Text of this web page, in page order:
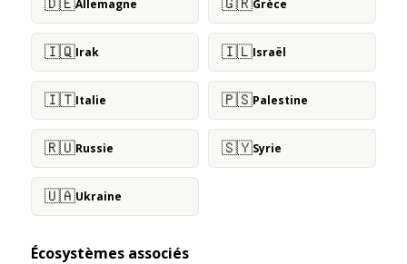
Allemagne Grèce
🇮🇶Irak 🇮🇱Israël
🇮🇹Italie 🇵🇸Palestine
🇷🇺Russie 🇸🇾Syrie
🇺🇦Ukraine
Écosystèmes associés